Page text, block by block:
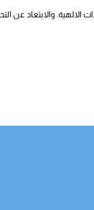
الالهية. والابتعاد عن